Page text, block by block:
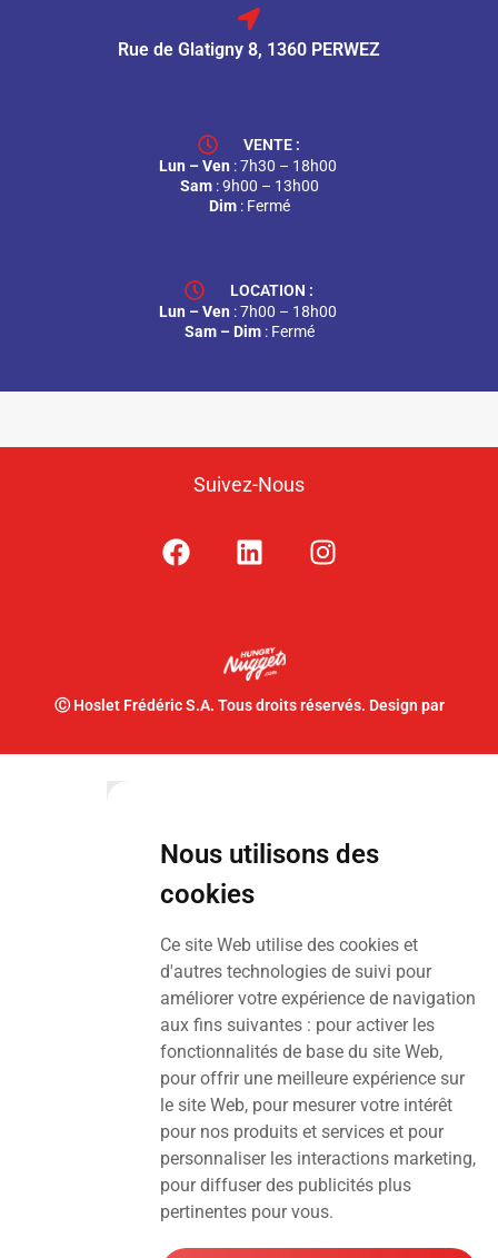
Nous utilisons des
cookies
Ce site Web utilise des cookies et
d'autres technologies de suivi pour
améliorer votre expérience de navigation
aux fins suivantes : pour activer les
fonctionnalités de base du site Web,
pour offrir une meilleure expérience sur
le site Web, pour mesurer votre intérêt
pour nos produits et services et pour
personnaliser les interactions marketing,
pour diffuser des publicités plus
pertinentes pour vous.
Rue de Glatigny 8, 1360 PERWEZ
VENTE :
Lun – Ven : 7h30 – 18h00
Sam: 9h00 – 13h00
Dim: Fermé
LOCATION :
Lun – Ven : 7h00 – 18h00
Sam – Dim : Fermé
Suivez-Nous
Ⓒ Hoslet Frédéric S.A. Tous droits réservés. Design par